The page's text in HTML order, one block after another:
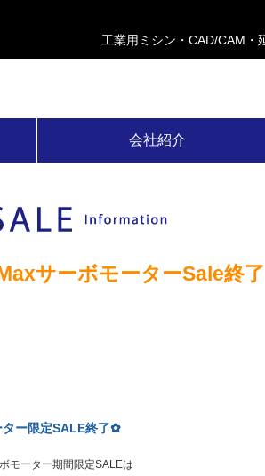
工業用ミシン・CAD/CAM・
会社紹介
サーボモーターSale終了
ー限定SALE終了✿
モーター期間限定SALEは